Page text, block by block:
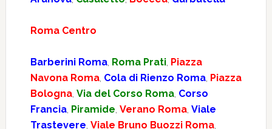
Roma Centro
Barberini Roma, Roma Prati, Piazza
Navona Roma, Cola di Rienzo Roma, Piazza
Bologna, Via del Corso Roma, Corso
Francia, Piramide, Verano Roma, Viale
Trastevere, Viale Bruno Buozzi Roma,